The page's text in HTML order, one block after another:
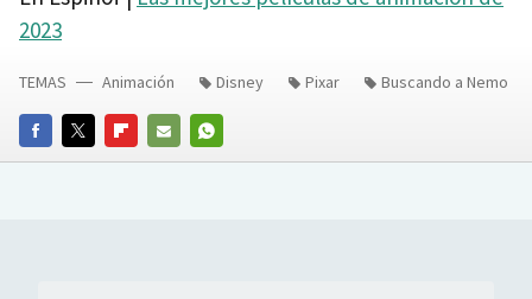
2023
FACEBOOKTWITTERFLIPBOARD
E-
WHATSAPP
TEMAS Animación Disney Pixar Buscando a Nemo